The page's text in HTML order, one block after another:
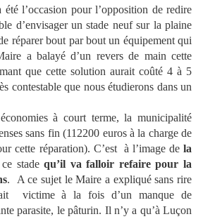
été l’occasion pour l’opposition de redire
d’envisager un stade neuf sur la plaine
réparer bout par bout un équipement qui
a balayé d’un revers de main cette
que cette solution aurait coûté 4 à 5
contestable que nous étudierons dans un
à court terme, la municipalité
sans fin (112200 euros à la charge de
cette réparation). C’est à l’image dela
ce stadequ’il va falloir refaire pour la
.
A ce sujet le Maire a expliqué sans rire
victime à la fois d’un manque de
parasite, le pâturin. Il n’y a qu’à Luçon